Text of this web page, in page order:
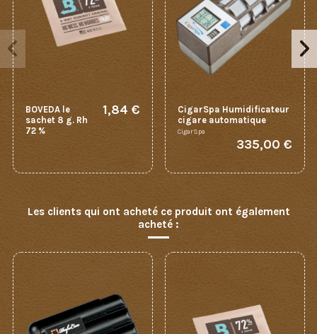
BOVEDA le
sachet 8 g. Rh
72 %
1,84 €
CigarSpa Humidificateur
cigare automatique
CigarSpa
335,00 €
Les clients qui ont acheté ce produit ont également
acheté :